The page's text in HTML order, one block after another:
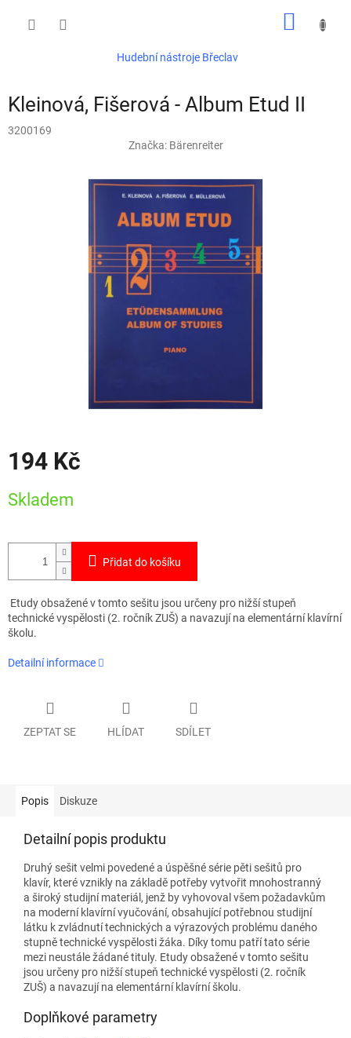
Hudební nástroje Břeclav
Kleinová, Fišerová - Album Etud II
3200169
Značka: Bärenreiter
194 Kč
cena:
Skladem
Přidat do košíku
Etudy obsažené v tomto sešitu jsou určeny pro nižší stupeň
technické vyspělosti (2. ročník ZUŠ) a navazují na elementární klavírní
školu.
Detailní informace
ZEPTAT SE HLÍDAT SDÍLET
Popis Diskuze
Detailní popis produktu
Druhý sešit velmi povedené a úspěšné série pěti sešitů pro
klavír, které vznikly na základě potřeby vytvořit mnohostranný
a široký studijní materiál, jenž by vyhovoval všem požadavkům
na moderní klavírní vyučování, obsahující potřebnou studijní
látku k zvládnutí technických a výrazových problému daného
stupně technické vyspělosti žáka. Díky tomu patří tato série
mezi neustále žádané tituly. Etudy obsažené v tomto sešitu
jsou určeny pro nižší stupeň technické vyspělosti (2. ročník
ZUŠ) a navazují na elementární klavírní školu.
Doplňkové parametry